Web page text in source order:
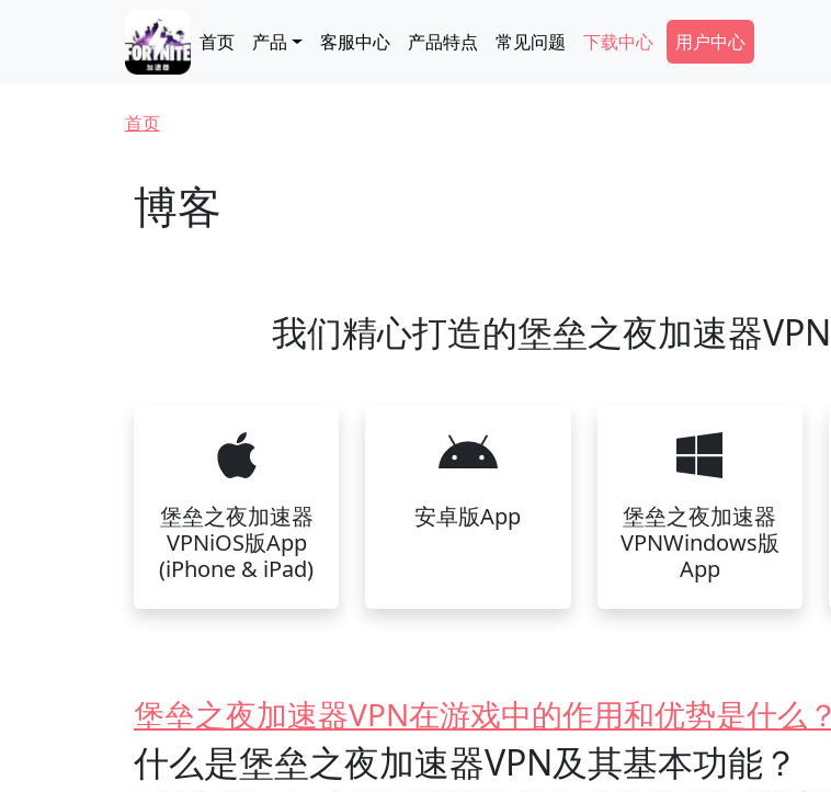
Main navigation
首页 产品 客服中心 产品特点 常见问题 下载中心 Secondary Menu
用户中心
面包屑
首页
博客
我们精心打造的堡垒之夜加速器
堡垒之夜加速器
VPNiOS版App
(iPhone & iPad)
安卓版App
堡垒之夜加速器
VPNWindows版
App
堡垒之夜加速器VPN在游戏中的作用和优势是什么？
什么是堡垒之夜加速器VPN及其基本功能？